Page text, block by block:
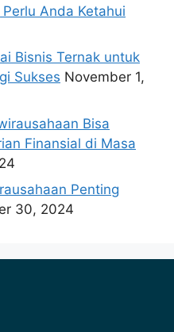
Anda Ketahui
Bisnis Ternak untuk
Sukses November 1,
Bisa
Finansial di Masa
Penting
30, 2024